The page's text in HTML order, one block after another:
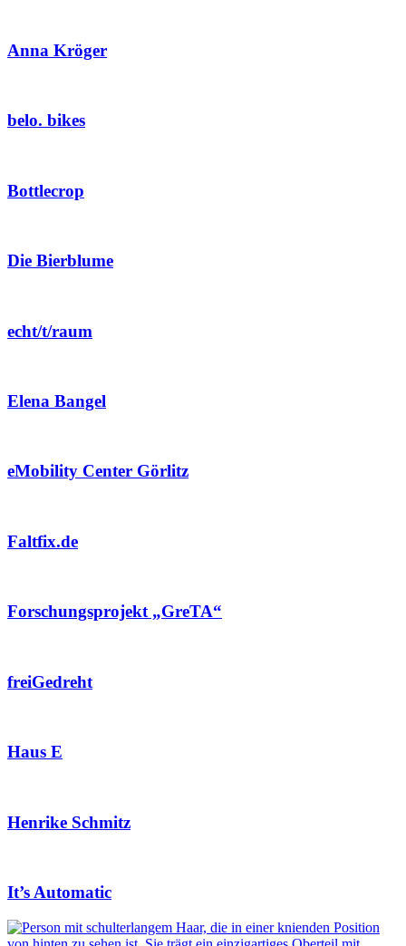
Anna Kröger
belo. bikes
Bottlecrop
Die Bierblume
echt/t/raum
Elena Bangel
eMobility Center Görlitz
Faltfix.de
Forschungsprojekt „GreTA“
freiGedreht
Haus E
Henrike Schmitz
It’s Automatic